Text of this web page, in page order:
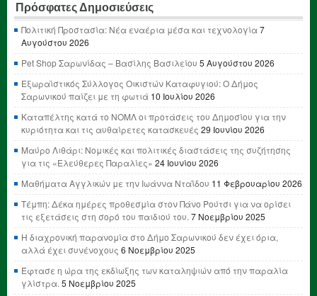
Πρόσφατες Δημοσιεύσεις
Πολιτική Προστασία: Νέα εναέρια μέσα και τεχνολογία7
Αυγούστου 2026
Pet Shop Σαρωνίδας – Βασίλης Βασιλείου 5 Αυγούστου 2026
Εξωραϊστικός Σύλλογος Οικιστών Καταφυγιού: Ο Δήμος
Σαρωνικού παίζει με τη φωτιά 10 Ιουλίου 2026
Καταπέλτης κατά το ΝΟΜΛ οι προτάσεις του Δημοσίου για την
κυριότητα και τις αυθαίρετες κατασκευές 29 Ιουνίου 2026
Μαύρο Λιθάρι: Νομικές και πολιτικές διαστάσεις της συζήτησης
για τις «Ελεύθερες Παραλίες» 24 Ιουνίου 2026
Μαθήματα Αγγλικών με την Ιωάννα Νταΐδου 11 Φεβρουαρίου 2026
Τέμπη: Δέκα ημέρες προθεσμία στον Πάνο Ρούτσι για να ορίσει
τις εξετάσεις στη σορό του παιδιού του. 7 Νοεμβρίου 2025
Η διαχρονική παρανομία στο Δήμο Σαρωνικού δεν έχει όρια,
αλλά έχει συνένοχους 6 Νοεμβρίου 2025
Έφτασε η ώρα της εκδίωξης των καταληψιών από την παραλία
γλίστρα. 5 Νοεμβρίου 2025